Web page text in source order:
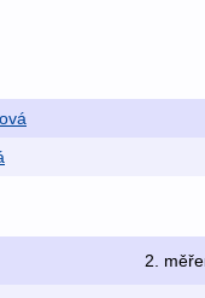
2.